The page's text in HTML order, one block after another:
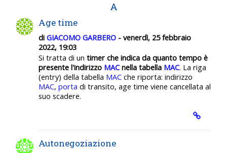
A
Age time
di GIACOMO GARBERO - venerdì, 25 febbraio
2022, 19:03
Si tratta di un timer che indica da quanto tempo è
presente l'indirizzo MACnella tabella MAC. La riga
(entry) della tabella MAC che riporta: indirizzo
MAC, porta di transito, age time viene cancellata al
suo scadere.
Autonegoziazione